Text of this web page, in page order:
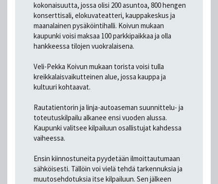
kokonaisuutta, jossa olisi 200 asuntoa, 800 hengen
konserttisali, elokuvateatteri, kauppakeskus ja
maanalainen pysäköintihalli. Koivun mukaan
kaupunki voisi maksaa 100 parkkipaikkaa ja olla
hankkeessa tilojen vuokralaisena.
Veli-Pekka Koivun mukaan torista voisi tulla
kreikkalaisvaikutteinen alue, jossa kauppa ja
kultuuri kohtaavat.
Rautatientorin ja linja-autoaseman suunnittelu- ja
toteutuskilpailu alkanee ensi vuoden alussa.
Kaupunki valitsee kilpailuun osallistujat kahdessa
vaiheessa.
Ensin kiinnostuneita pyydetään ilmoittautumaan
sähköisesti. Tällöin voi vielä tehdä tarkennuksia ja
muutosehdotuksia itse kilpailuun. Sen jälkeen